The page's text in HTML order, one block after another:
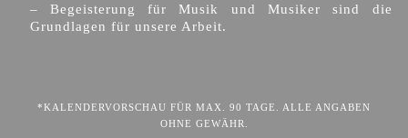
– Begeisterung für Musik und Musiker sind die
Grundlagen für unsere Arbeit.
*KALENDERVORSCHAU FÜR MAX. 90 TAGE. ALLE ANGABEN
OHNE GEWÄHR.